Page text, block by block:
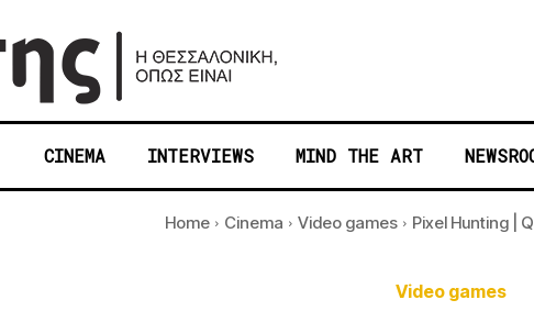
CINEMA INTERVIEWS MIND THE ART
Home Cinema Video games Pixel Hunting |
Video games